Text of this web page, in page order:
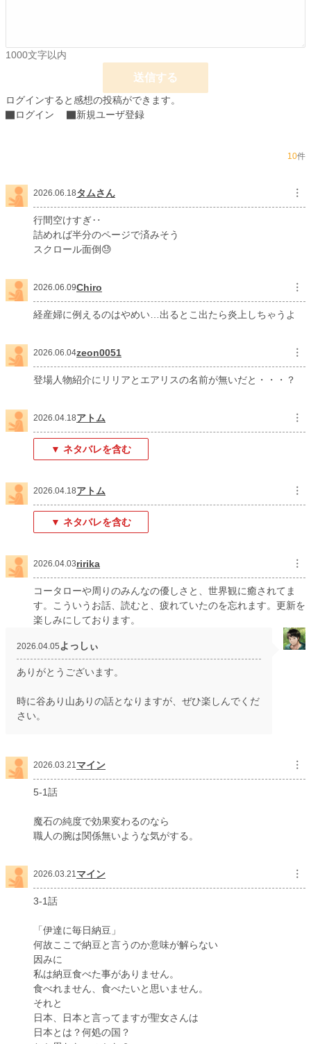
汚物を「資源」に変え、捨てられた者たちと共に成り上がる。
この作品には、現代の「病気」と「健康」に対する、作者の本気のメッセージが
込められています。
魔力は毒である。代謝こそが命である。
代表作『45歳のおっさん、異世界召喚に巻き込まれる』（オリコンライトノベ
ル部門18位記録）の著者が贈る最新作！
◆ 2月に待望の【第2巻】刊行！
◆ 現在、怒涛の展開となる【第3巻】を鋭意執筆中！
◆ 【コミカライズ企画進行中】！
すでにキャラデザが完成し、3巻発売と同時に連載スタート予定です。絶対的な
小説
ファンタジー 457 位 / 53,295 件
お気に入り
24h.ポイント 498 pt
更新日時 2026.05.31 22:00
2026.03.20 09:07
週間ポイント 2,348 pt (4,195 位)
10,063 pt (4,474 位)
累計ポイント 201,483 pt (19,853 位)
1000文字以内
送信する
ログインすると感想の投稿ができます。
ログイン
新規ユーザ登録
10件
2026.06.18タムさん ︙
行間空けすぎ‥
詰めれば半分のページで済みそう
スクロール面倒😓
2026.06.09Chiro ︙
経産婦に例えるのはやめい…出るとこ出たら炎上しちゃうよ
2026.06.04zeon0051 ︙
登場人物紹介にリリアとエアリスの名前が無いだと・・・？
2026.04.18アトム ︙
▼ ネタバレを含む
2026.04.18アトム ︙
▼ ネタバレを含む
2026.04.03ririka ︙
コータローや周りのみんなの優しさと、世界観に癒されてま
す。こういうお話、読むと、疲れていたのを忘れます。更新を
楽しみにしております。
2026.04.05 よっしぃ
ありがとうございます。
時に谷あり山ありの話となりますが、ぜひ楽しんでくだ
さい。
2026.03.21マイン ︙
5-1話
魔石の純度で効果変わるのなら
職人の腕は関係無いような気がする。
2026.03.21マイン ︙
3-1話
「伊達に毎日納豆」
何故ここで納豆と言うのか意味が解らない
因みに
私は納豆食べた事がありません。
食べれません、食べたいと思いません。
それと
日本、日本と言ってますが聖女さんは
日本とは？何処の国？